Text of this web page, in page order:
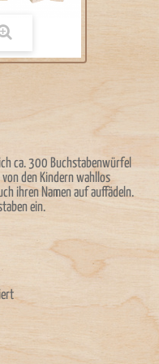
ca. 300 Buchstabenwürfel
von den Kindern wahllos
ihren Namen auf auffädeln.
ein.